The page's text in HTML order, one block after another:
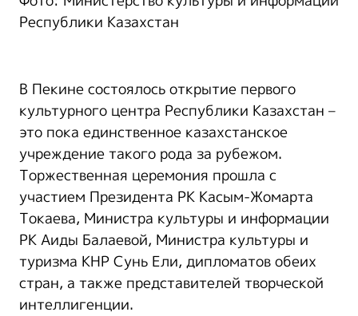
Республики Казахстан
В Пекине состоялось открытие первого
культурного центра Республики Казахстан –
это пока единственное казахстанское
учреждение такого рода за рубежом.
Торжественная церемония прошла с
участием Президента РК Касым-Жомарта
Токаева, Министра культуры и информации
РК Аиды Балаевой, Министра культуры и
туризма КНР Сунь Ели, дипломатов обеих
стран, а также представителей творческой
интеллигенции.